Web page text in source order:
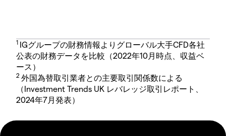
1 IGグループの財務情報よりグローバル大手CFD各社
公表の財務データを比較（2022年10月時点、収益ベ
ース）
2 外国為替取引業者との主要取引関係数による
（Investment Trends UK レバレッジ取引レポート、
2024年7月発表）